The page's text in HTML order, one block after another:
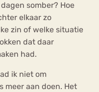
somber? Hoe
elkaar zo
zin of welke situatie
dat daar
had.
ik niet om
meer aan doen. Het